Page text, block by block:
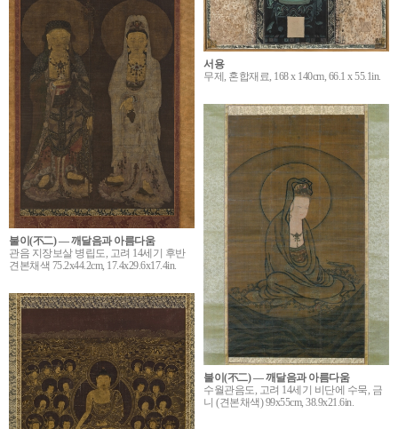
서용
무제, 혼합재료, 168 x 140cm, 66.1 x 55.1in.
불이(不二) ― 깨달음과 아름다움
관음 지장보살 병립도, 고려 14세기 후반
견본채색 75.2x44.2cm, 17.4x29.6x17.4in.
불이(不二) ― 깨달음과 아름다움
수월관음도, 고려 14세기 비단에 수묵, 금
니 (견본채색) 99x55cm, 38.9x21.6in.